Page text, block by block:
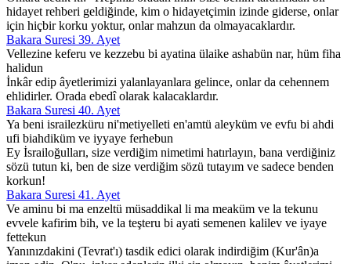
hidayet rehberi geldiğinde, kim o hidayetçimin izinde giderse, onlar
için hiçbir korku yoktur, onlar mahzun da olmayacaklardır.
Bakara Suresi 39. Ayet
Vellezine keferu ve kezzebu bi ayatina ülaike ashabün nar, hüm fiha
halidun
İnkâr edip âyetlerimizi yalanlayanlara gelince, onlar da cehennem
ehlidirler. Orada ebedî olarak kalacaklardır.
Bakara Suresi 40. Ayet
Ya beni israilezküru ni'metiyelleti en'amtü aleyküm ve evfu bi ahdi
ufi biahdiküm ve iyyaye ferhebun
Ey İsrailoğulları, size verdiğim nimetimi hatırlayın, bana verdiğiniz
sözü tutun ki, ben de size verdiğim sözü tutayım ve sadece benden
korkun!
Bakara Suresi 41. Ayet
Ve aminu bi ma enzeltü müsaddikal li ma meaküm ve la tekunu
evvele kafirim bih, ve la teşteru bi ayati semenen kalilev ve iyaye
fettekun
Yanınızdakini (Tevrat'ı) tasdik edici olarak indirdiğim (Kur'ân)a